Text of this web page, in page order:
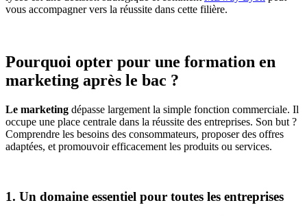
vous accompagner vers la réussite dans cette filière.
Pourquoi opter pour une formation en
marketing après le bac ?
Le marketing dépasse largement la simple fonction commerciale. Il
occupe une place centrale dans la réussite des entreprises. Son but ?
Comprendre les besoins des consommateurs, proposer des offres
adaptées, et promouvoir efficacement les produits ou services.
1. Un domaine essentiel pour toutes les entreprises